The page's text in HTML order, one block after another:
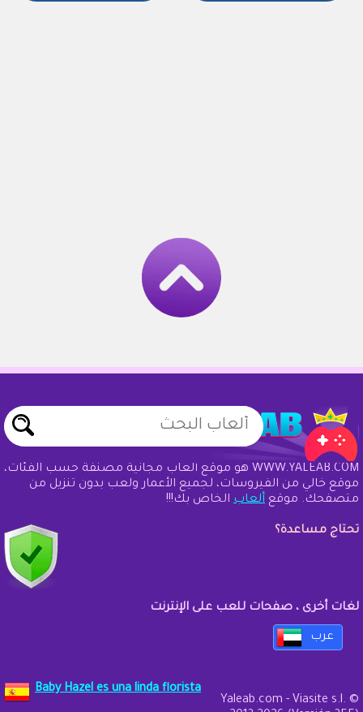
WWW.YALEAB.COM هو موقع ألعاب مجانية مصنفة حسب الفئات،
موقع خالي من الفيروسات، لجميع الأعمار ولعب بدون تنزيل من
متصفحك. موقع ألعاب الخاص بك!!!
تحتاج مساعدة؟
لغات أخرى ، صفحات للعب على الإنترنت
عرب
Baby Hazel es una linda florista
Yaleab.com - Viasite s.l. ©